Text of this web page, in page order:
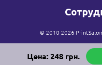
Цена:248грн.
© 2010-2026